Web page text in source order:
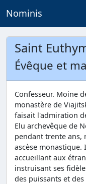
Nominis
Saint
Évêque et
Confesseur. Moine
monastère de
faisait l'admiration
Elu archevêque de
pendant trente ans,
ascèse
accueillant aux
instruisant ses
des puissants et des